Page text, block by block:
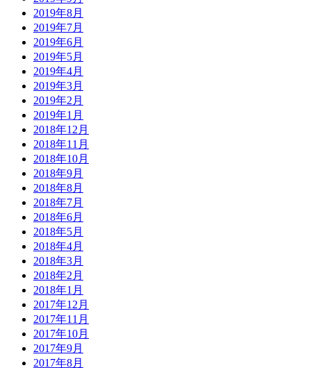
2019年8月
2019年7月
2019年6月
2019年5月
2019年4月
2019年3月
2019年2月
2019年1月
2018年12月
2018年11月
2018年10月
2018年9月
2018年8月
2018年7月
2018年6月
2018年5月
2018年4月
2018年3月
2018年2月
2018年1月
2017年12月
2017年11月
2017年10月
2017年9月
2017年8月